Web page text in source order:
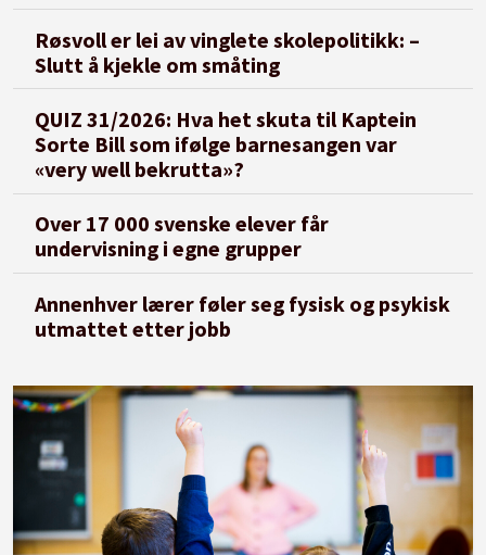
Røsvoll er lei av vinglete skolepolitikk: –
Slutt å kjekle om småting
QUIZ 31/2026: Hva het skuta til Kaptein
Sorte Bill som ifølge barnesangen var
«very well bekrutta»?
Over 17 000 svenske elever får
undervisning i egne grupper
Annenhver lærer føler seg fysisk og psykisk
utmattet etter jobb